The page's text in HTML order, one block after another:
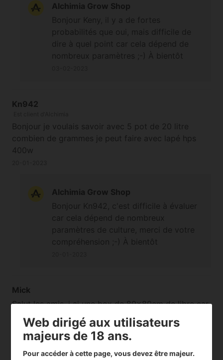
Alchimia Grow Shop
Kn942
Bonjour je voulais savoir avec 5 pot de 20 litre
combien de grammes je peut faire avec lapé hps
400w
Alchimia Grow Shop
Bonjour Kn942, c'est difficile à évaluer
car cela dépend de nombreux
paramètres de culture, merci de votre
compréhension ;-) À bientôt
Mick
Salut les amis, j ai une box de 80x80cm de libre car
en été en général pas d indoor en raison de la
chaleur mais la j ai environ de tester des autos mais
en pot de 3 litres seulement, est ce possible avec
des autos? Si oui quelles sont les variétés qui
Web dirigé aux utilisateurs
majeurs de 18 ans.
Pour accéder à cette page, vous devez être majeur.